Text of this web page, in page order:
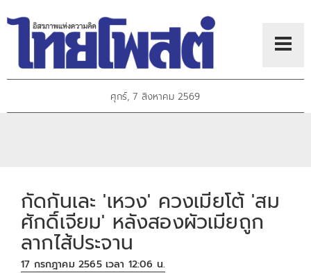
ศุกร์, 7 สิงหาคม 2569
กัดกันเละ 'เหวง' ควงเมียโต้ 'สม
ศักดิ์เจียม' หลังสองผัวเมียถูก
ลากไส้ประจาน
17 กรกฎาคม 2565 เวลา 12:06 น.